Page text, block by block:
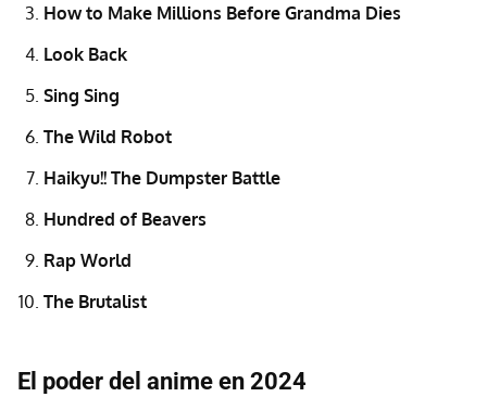
How to Make Millions Before Grandma Dies
Look Back
Sing Sing
The Wild Robot
Haikyu!! The Dumpster Battle
Hundred of Beavers
Rap World
The Brutalist
El poder del anime en 2024